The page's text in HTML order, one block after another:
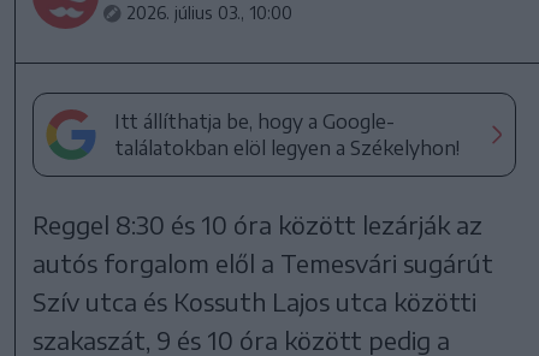
2026. július 03., 10:00
Itt állíthatja be, hogy a Google-
találatokban elöl legyen a Székelyhon!
Reggel 8:30 és 10 óra között lezárják az
autós forgalom elől a Temesvári sugárút
Szív utca és Kossuth Lajos utca közötti
szakaszát, 9 és 10 óra között pedig a